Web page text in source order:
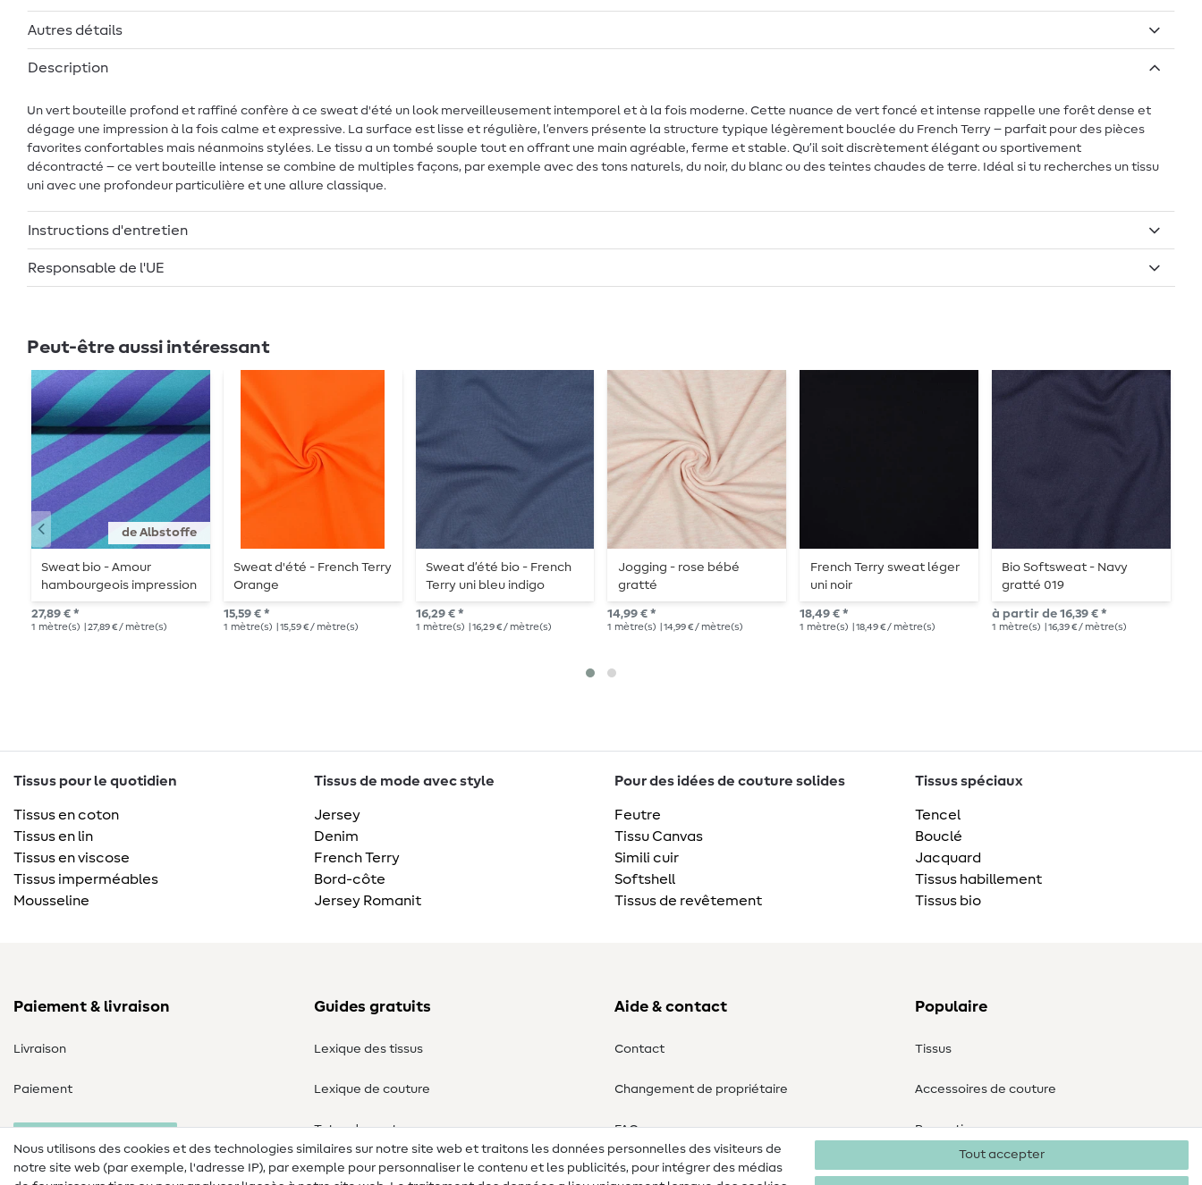
Autres détails
Description
Un vert bouteille profond et raffiné confère à ce sweat d'été un look merveilleusement intemporel et à la fois moderne. Cette nuance de vert foncé et intense rappelle une forêt dense et
dégage une impression à la fois calme et expressive. La surface est lisse et régulière, l’envers présente la structure typique légèrement bouclée du French Terry – parfait pour des pièces
favorites confortables mais néanmoins stylées. Le tissu a un tombé souple tout en offrant une main agréable, ferme et stable. Qu’il soit discrètement élégant ou sportivement
décontracté – ce vert bouteille intense se combine de multiples façons, par exemple avec des tons naturels, du noir, du blanc ou des teintes chaudes de terre. Idéal si tu recherches un tissu
uni avec une profondeur particulière et une allure classique.
Instructions d'entretien
Responsable de l'UE
Peut-être aussi intéressant
de Albstoffe
Sweat bio - Amour
hambourgeois impression
numérique Stripemania
Solid Petrol Lila
27,89 € *
1 mètre(s) | 27,89 € / mètre(s)
Sweat d'été - French Terry
Orange
15,59 € *
1 mètre(s) | 15,59 € / mètre(s)
Sweat d’été bio - French
Terry uni bleu indigo
16,29 € *
1 mètre(s) | 16,29 € / mètre(s)
Jogging - rose bébé
gratté
14,99 € *
1 mètre(s) | 14,99 € / mètre(s)
French Terry sweat léger
uni noir
18,49 € *
1 mètre(s) | 18,49 € / mètre(s)
Bio Softsweat - Navy
gratté 019
à partir de 16,39 € *
1 mètre(s) | 16,39 € / mètre(s)
Tissus pour le quotidien
Tissus en coton
Tissus en lin
Tissus en viscose
Tissus imperméables
Mousseline
Tissus de mode avec style
Jersey
Denim
French Terry
Bord-côte
Jersey Romanit
Pour des idées de couture solides
Feutre
Tissu Canvas
Simili cuir
Softshell
Tissus de revêtement
Tissus spéciaux
Tencel
Bouclé
Jacquard
Tissus habillement
Tissus bio
Paiement & livraison
Livraison
Paiement
Guides gratuits
Lexique des tissus
Lexique de couture
Tutos de couture
Aide & contact
Contact
Changement de propriétaire
FAQ
Droit de rétractation
Populaire
Tissus
Accessoires de couture
Promotions
Nous utilisons des cookies et des technologies similaires sur notre site web et traitons les données personnelles des visiteurs de
notre site web (par exemple, l'adresse IP), par exemple pour personnaliser le contenu et les publicités, pour intégrer des médias
Tout accepter